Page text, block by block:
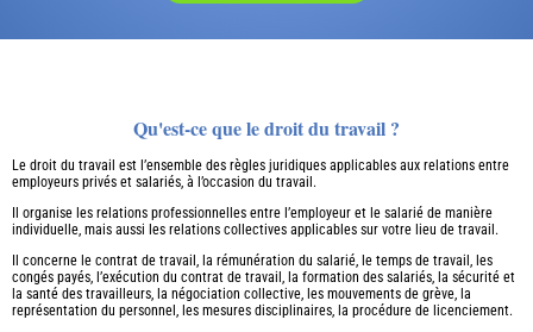
Qu'est-ce que le droit du travail ?
Le droit du travail est l’ensemble des règles juridiques applicables aux relations entre
employeurs privés et salariés, à l’occasion du travail.
Il organise les relations professionnelles entre l’employeur et le salarié de manière
individuelle, mais aussi les relations collectives applicables sur votre lieu de travail.
Il concerne le contrat de travail, la rémunération du salarié, le temps de travail, les
congés payés, l’exécution du contrat de travail, la formation des salariés, la sécurité et
la santé des travailleurs, la négociation collective, les mouvements de grève, la
représentation du personnel, les mesures disciplinaires, la procédure de licenciement.